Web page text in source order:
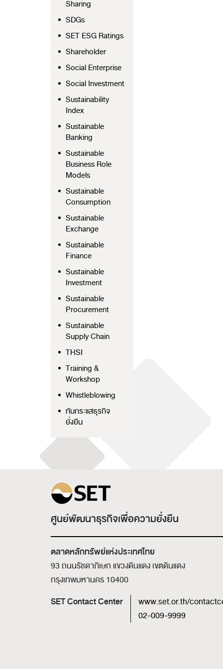
Sharing
SDGs
SET ESG Ratings
Shareholder
Social Enterprise
Social Investment
Sustainability
Index
Sustainable
Banking
Sustainable
Business Role
Models
Sustainable
Consumption
Sustainable
Exchange
Sustainable
Finance
Sustainable
Investment
Sustainable
Procurement
Sustainable
Supply Chain
THSI
Training &
Workshop
Whistleblowing
ทันกระแสธุรกิจ
ยั่งยืน
ศูนย์พัฒนาธุรกิจเพื่อความยั่งยืน
ตลาดหลักทรัพย์แห่งประเทศไทย
93 ถนนรัชดาภิเษก แขวงดินแดง เขตดินแดง
กรุงเทพมหานคร 10400
SET Contact Center
www.set.or.th/
02-009-9999